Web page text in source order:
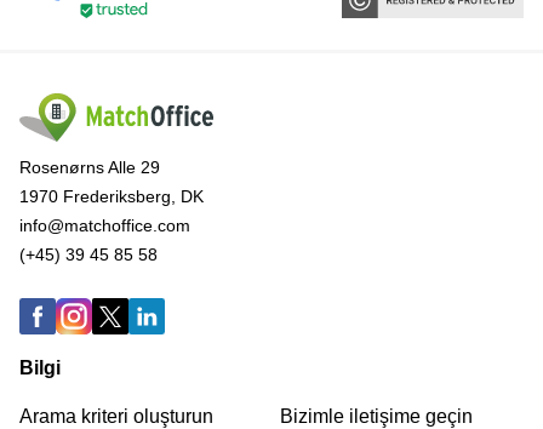
Rosenørns Alle 29
1970 Frederiksberg, DK
info@matchoffice.com
(+45) 39 45 85 58
Bilgi
Arama kriteri oluşturun
Bizimle iletişime geçin